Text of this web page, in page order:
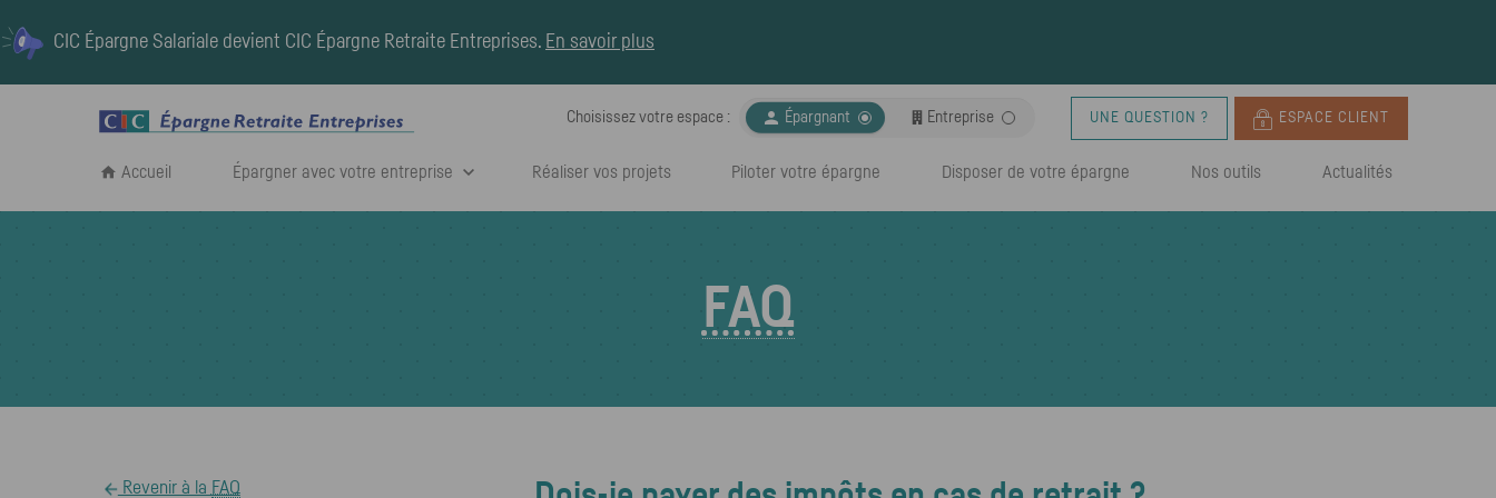
CIC Épargne Salariale devient CIC Épargne Retraite Entreprises. En savoir plus
Choisissez votre espace :  Espace choisi :
Épargnant Entreprise UNE QUESTION ? ESPACE CLIENT
Accueil Épargner avec votre entreprise Réaliser vos projets Piloter votre épargne Disposer de votre épargne Nos outils Actualités
FAQ
Revenir à la FAQ